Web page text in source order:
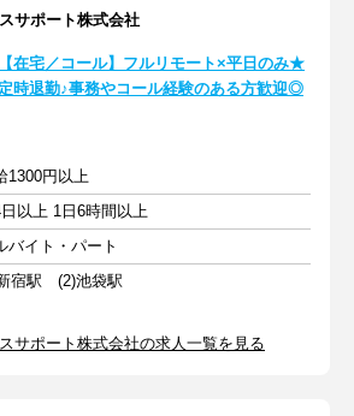
サポート株式会社
【在宅／コール】フルリモート×平日のみ★
定時退勤♪事務やコール経験のある方歓迎◎
1300円以上
以上 1日6時間以上
バイト・パート
宿駅 (2)池袋駅
サポート株式会社の求人一覧を見る